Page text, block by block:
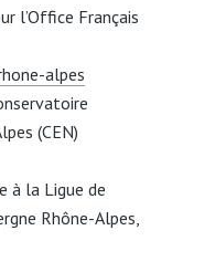
l’Office Français
alpes
(CEN)
à la Ligue de
Rhône-Alpes,